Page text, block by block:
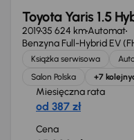
Toyota Yaris 1.5
201935 624 kmAutomat
Benzyna Full-Hybrid EV
Książka serwisowa
Salon Polska
+7
Miesięczna rata
od 387 zł
Cena